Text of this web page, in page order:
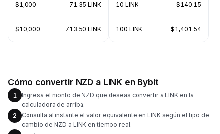
$1,000 71.35 LINK
$10,000 713.50 LINK
10 LINK $140.15
100 LINK $1,401.54
Cómo convertir NZD a LINK en Bybit
1
Ingresa el monto de NZD que deseas convertir a LINK en la
calculadora de arriba.
2
Consulta al instante el valor equivalente en LINK según el tipo de
cambio de NZD a LINK en tiempo real.